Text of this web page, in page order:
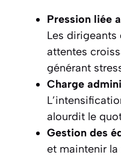
Pression liée
Les
attentes
générant
Charge
alourdit le
Gestion des
et maintenir